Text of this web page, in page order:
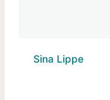
Sina Lippe